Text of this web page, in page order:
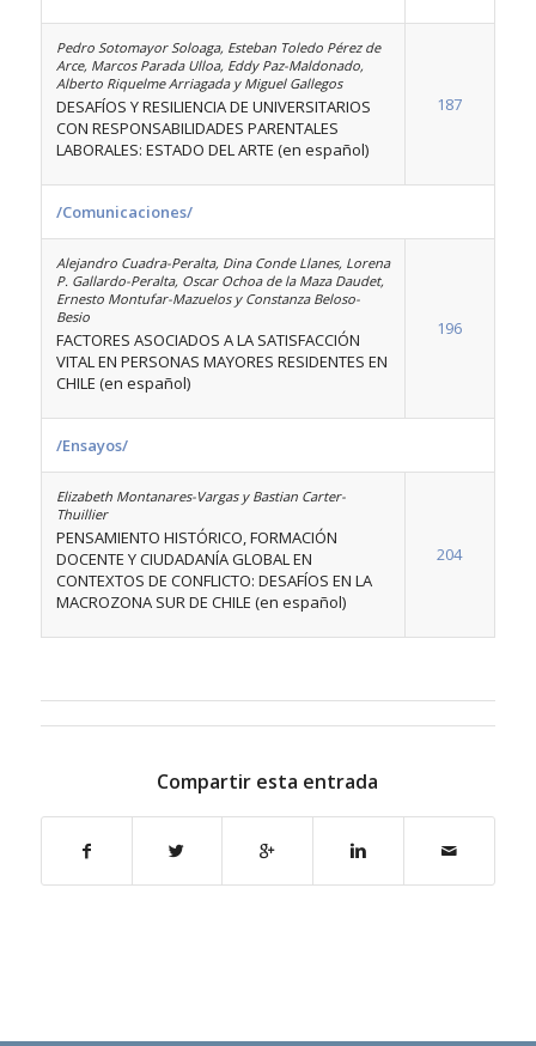
Pedro Sotomayor Soloaga, Esteban Toledo Pérez de
Arce, Marcos Parada Ulloa, Eddy Paz-Maldonado,
Alberto Riquelme Arriagada y Miguel Gallegos
DESAFÍOS Y RESILIENCIA DE UNIVERSITARIOS
CON RESPONSABILIDADES PARENTALES
LABORALES: ESTADO DEL ARTE (en español)
187
/Comunicaciones/
Alejandro Cuadra-Peralta, Dina Conde Llanes, Lorena
P. Gallardo-Peralta, Oscar Ochoa de la Maza Daudet,
Ernesto Montufar-Mazuelos y Constanza Beloso-
Besio
FACTORES ASOCIADOS A LA SATISFACCIÓN
VITAL EN PERSONAS MAYORES RESIDENTES EN
CHILE (en español)
196
/Ensayos/
Elizabeth Montanares-Vargas y Bastian Carter-
Thuillier
PENSAMIENTO HISTÓRICO, FORMACIÓN
DOCENTE Y CIUDADANÍA GLOBAL EN
CONTEXTOS DE CONFLICTO: DESAFÍOS EN LA
MACROZONA SUR DE CHILE (en español)
204
Compartir esta entrada